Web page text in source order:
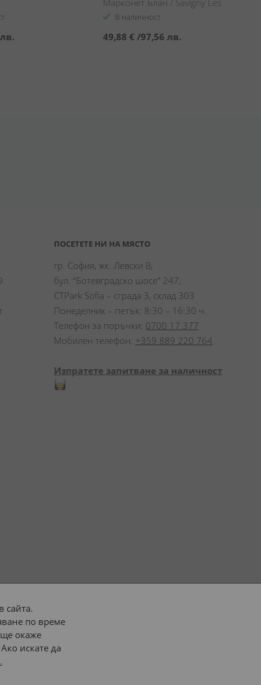
Марконет Блан / Savigny Les
Beaune Hauts Marconnets Blanc
В наличност
49,88 € /97,56 лв.
ПОСЕТЕТЕ НИ НА МЯСТО
гр. София, жк. Левски В,
бул. “Ботевградско шосе” 247,
CTPark Sofia – сграда 3, склад 303
Понеделник – петък: 8:30 – 16:30 ч.
Телефон за поръчки: 0700 17 377
Мобилен телефон: +359 889 220 764
Изпратете запитване за наличност
наш транспорт
сайта.
по време
окаже
искате да